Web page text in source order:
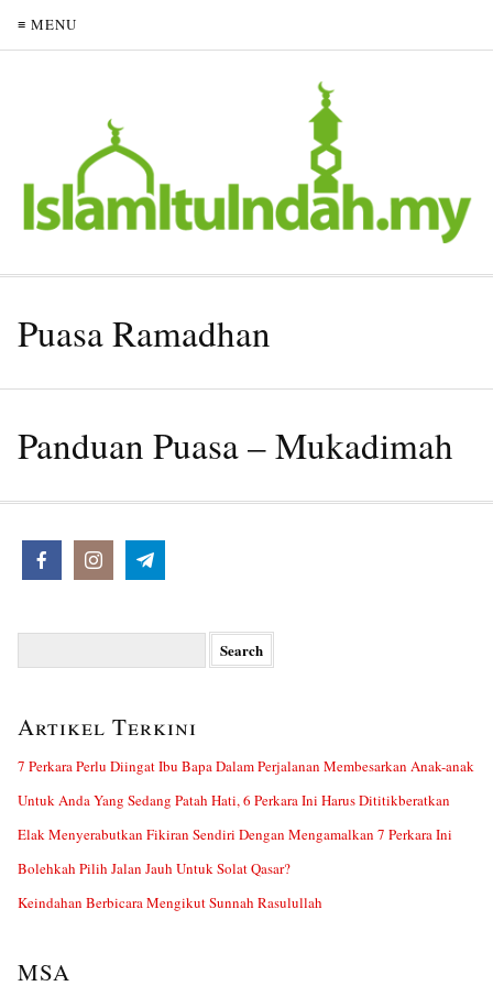
≡ MENU
Puasa Ramadhan
Panduan Puasa – Mukadimah
Artikel Terkini
7 Perkara Perlu Diingat Ibu Bapa Dalam Perjalanan Membesarkan Anak-anak
Untuk Anda Yang Sedang Patah Hati, 6 Perkara Ini Harus Dititikberatkan
Elak Menyerabutkan Fikiran Sendiri Dengan Mengamalkan 7 Perkara Ini
Bolehkah Pilih Jalan Jauh Untuk Solat Qasar?
Keindahan Berbicara Mengikut Sunnah Rasulullah
MSA